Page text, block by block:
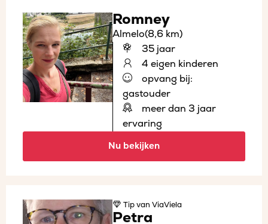
Romney
Almelo(8,6 km)
35 jaar
4 eigen kinderen
opvang bij:
gastouder
meer dan 3 jaar
ervaring
Nu bekijken
Tipvan ViaViela
Petra